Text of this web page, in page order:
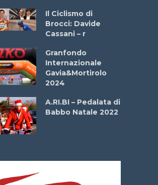
Il Ciclismo di
Brocci: Davide
Cassani – r
Granfondo
Internazionale
Gavia&Mortirolo
2024
A.RI.BI – Pedalata di
Babbo Natale 2022